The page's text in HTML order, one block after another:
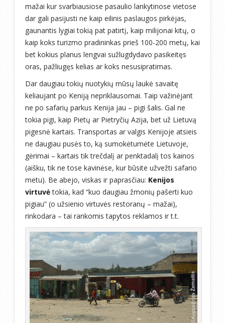
mažai kur svarbiausiose pasaulio lankytinose vietose
dar gali pasijusti ne kaip eilinis paslaugos pirkėjas,
gaunantis lygiai tokią pat patirtį, kaip milijonai kitų, o
kaip koks turizmo pradininkas prieš 100-200 metų, kai
bet kokius planus lengvai sužlugdydavo pasikeitęs
oras, pažliugęs kelias ar koks nesusipratimas.
Dar daugiau tokių nuotykių mūsų laukė savaitę
keliaujant po Keniją nepriklausomai. Taip važinėjant
ne po safarių parkus Kenija jau – pigi šalis. Gal ne
tokia pigi, kaip Pietų ar Pietryčių Azija, bet už Lietuvą
pigesnė kartais. Transportas ar valgis Kenijoje atsieis
ne daugiau pusės to, ką sumokėtumėte Lietuvoje,
gėrimai – kartais tik trečdalį ar penktadalį tos kainos
(aišku, tik ne tose kavinėse, kur būsite užvežti safario
metu). Be abejo, viskas ir paprasčiau: Kenijos
virtuvėtokia, kad “kuo daugiau žmonių pašerti kuo
pigiau” (o užsienio virtuvės restoranų – mažai),
rinkodara – tai rankomis tapytos reklamos ir t.t.